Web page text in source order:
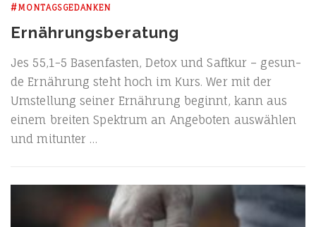
#MONTAGSGEDANKEN
Ernährungsberatung
Jes 55,1−5 Basen­fas­ten, Detox und Saft­kur – gesun­
de Ernäh­rung steht hoch im Kurs. Wer mit der
Umstel­lung sei­ner Ernäh­rung beginnt, kann aus
einem brei­ten Spek­trum an Ange­bo­ten aus­wäh­len
und mitunter …